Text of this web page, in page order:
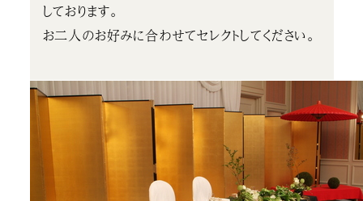
しております。
お二人のお好みに合わせてセレクトしてください。